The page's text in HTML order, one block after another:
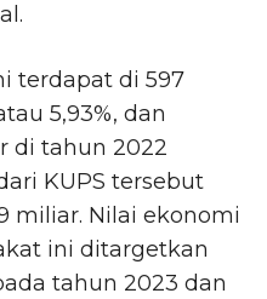
terdapat di 597
5,93%, dan
di tahun 2022
KUPS tersebut
miliar. Nilai ekonomi
ini ditargetkan
tahun 2023 dan